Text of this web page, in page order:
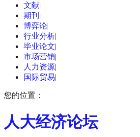
文献|
期刊 |
博弈论|
行业分析|
毕业论文|
市场营销|
人力资源|
国际贸易|
您的位置：
人大经济论坛